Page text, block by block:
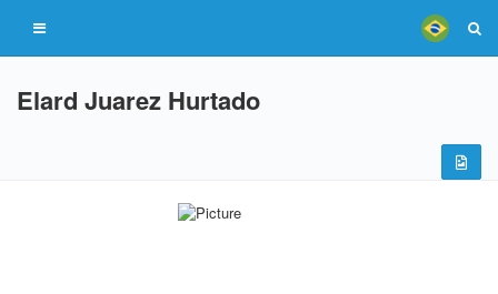
Elard Juarez Hurtado